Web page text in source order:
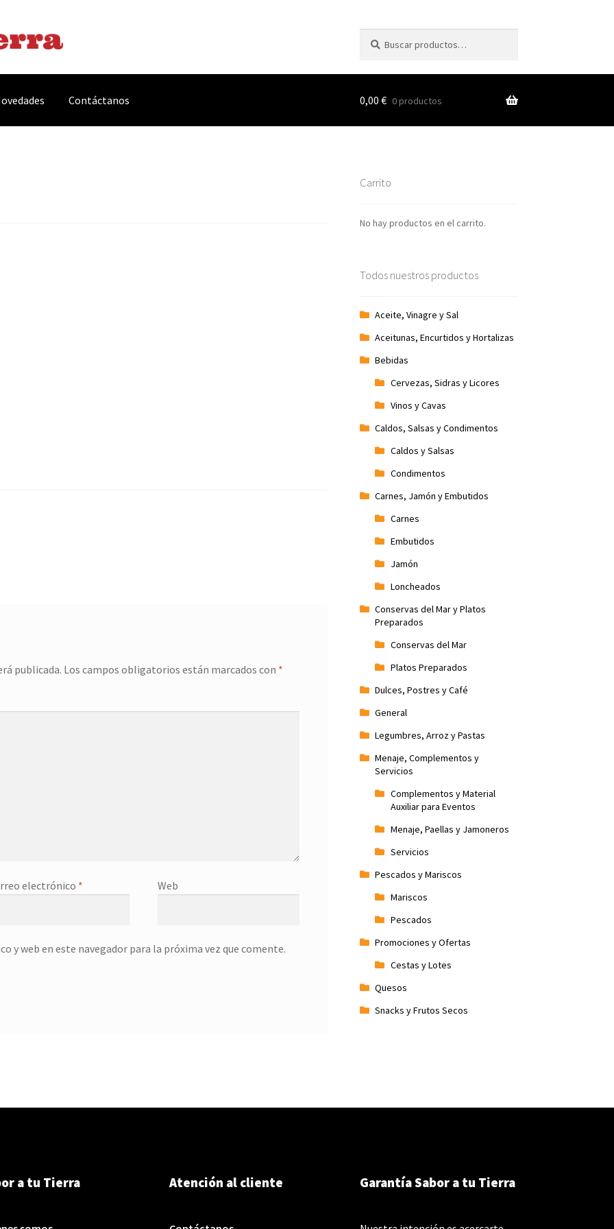
por:
Contáctanos 0,00 € 0 productos
publicada. Los campos obligatorios están marcados con *
electrónico * Web
y web en este navegador para la próxima vez que comente.
Carrito
No hay productos en el carrito.
Todos nuestros productos
Aceite, Vinagre y Sal
Aceitunas, Encurtidos y Hortalizas
Bebidas
Cervezas, Sidras y Licores
Vinos y Cavas
Caldos, Salsas y Condimentos
Caldos y Salsas
Condimentos
Carnes, Jamón y Embutidos
Carnes
Embutidos
Jamón
Loncheados
Conservas del Mar y Platos
Preparados
Conservas del Mar
Platos Preparados
Dulces, Postres y Café
General
Legumbres, Arroz y Pastas
Menaje, Complementos y
Servicios
Complementos y Material
Auxiliar para Eventos
Menaje, Paellas y Jamoneros
Servicios
Pescados y Mariscos
Mariscos
Pescados
Promociones y Ofertas
Cestas y Lotes
Quesos
Snacks y Frutos Secos
a tu Tierra Atención al cliente Garantía Sabor a tu Tierra